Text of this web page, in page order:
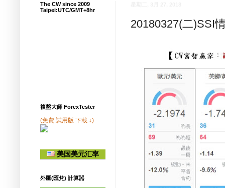
20180327(二)SSI
The CW since 2009
Taipei:UTC/GMT+8hr
複盤大師 ForexTester
(免費.試用版 下載 ↓)
美国美元汇率
外匯(匯兌) 計算噐